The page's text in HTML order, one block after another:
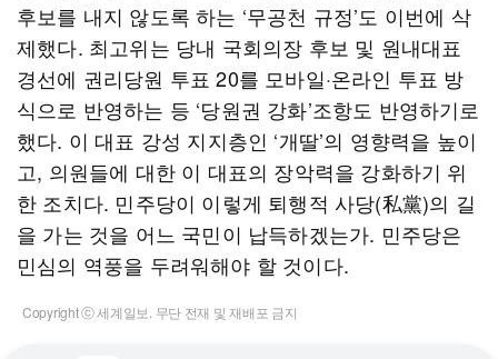
후보를 내지 않도록 하는 ‘무공천 규정’도 이번에 삭
제했다. 최고위는 당내 국회의장 후보 및 원내대표
경선에 권리당원 투표 20를 모바일·온라인 투표 방
식으로 반영하는 등 ‘당원권 강화’조항도 반영하기로
했다. 이 대표 강성 지지층인 ‘개딸’의 영향력을 높이
고, 의원들에 대한 이 대표의 장악력을 강화하기 위
한 조치다. 민주당이 이렇게 퇴행적 사당(私黨)의 길
을 가는 것을 어느 국민이 납득하겠는가. 민주당은
민심의 역풍을 두려워해야 할 것이다.
Copyright ⓒ 세계일보. 무단 전재 및 재배포 금지